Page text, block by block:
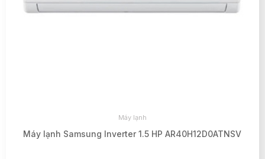
Máy lạnh
Máy lạnh Samsung Inverter 1.5 HP AR40H12D0ATNSV